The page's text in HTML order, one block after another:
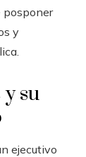
posponer
y
su
ejecutivo